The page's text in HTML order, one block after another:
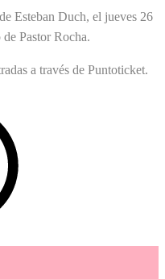
Esteban Duch, el jueves 26
Pastor Rocha.
a través de Puntoticket.